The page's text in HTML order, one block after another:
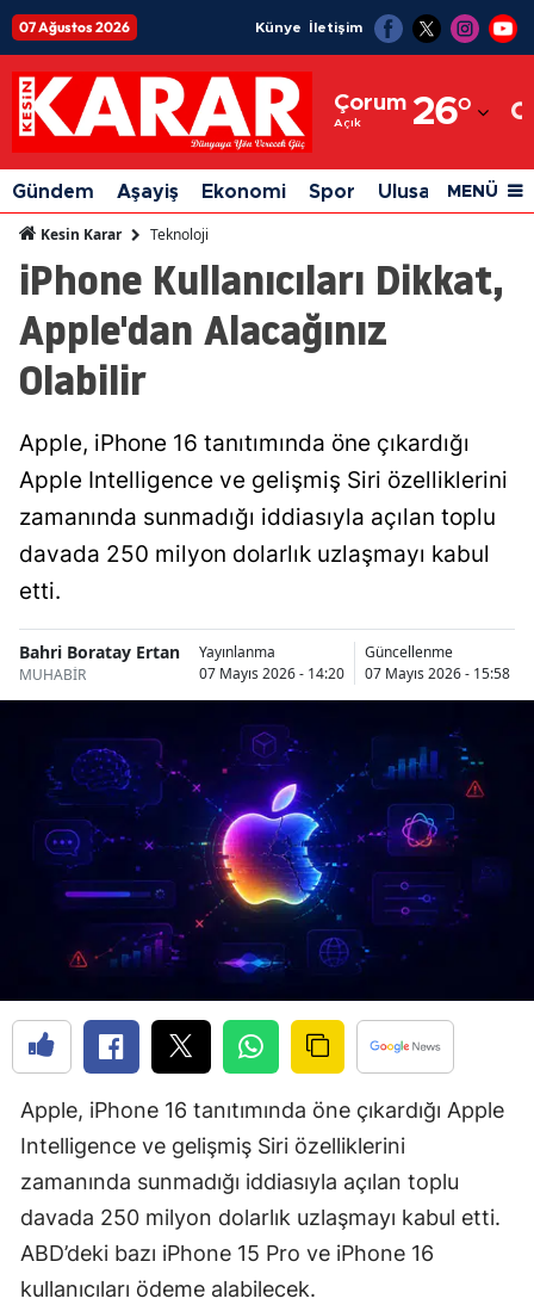
07 Ağustos 2026 Künye İletişim
Çorum
Açık 26°
Adıyaman
Afyonkarahisar
Ağrı
Amasya
Aydın
Balıkesir
Bilecik
Bitlis
Bolu
Burdur
Bursa
Çanakkale
Çankırı
Çorum
Denizli
Diyarbakır
Edirne
Elazığ
Erzincan
Erzurum
Gündem Aşayiş Ekonomi Spor Ulusal Siyaset
MENÜ
Kesin Karar Teknoloji
iPhone Kullanıcıları Dikkat,
Apple'dan Alacağınız
Olabilir
Apple, iPhone 16 tanıtımında öne çıkardığı
Apple Intelligence ve gelişmiş Siri özelliklerini
zamanında sunmadığı iddiasıyla açılan toplu
davada 250 milyon dolarlık uzlaşmayı kabul
etti.
Bahri Boratay Ertan
MUHABİR
Yayınlanma
07 Mayıs 2026 - 14:20
Güncellenme
07 Mayıs 2026 - 15:58
Apple, iPhone 16 tanıtımında öne çıkardığı Apple
Intelligence ve gelişmiş Siri özelliklerini
zamanında sunmadığı iddiasıyla açılan toplu
davada 250 milyon dolarlık uzlaşmayı kabul etti.
ABD’deki bazı iPhone 15 Pro ve iPhone 16
kullanıcıları ödeme alabilecek.